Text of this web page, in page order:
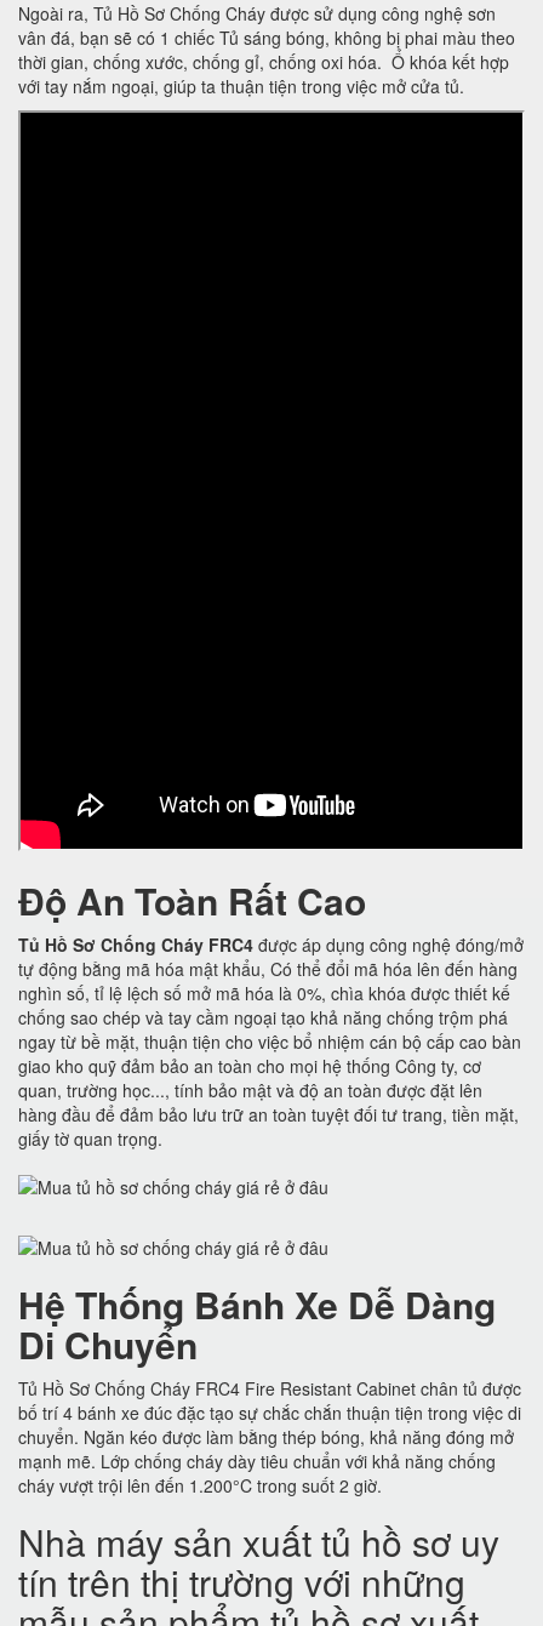
Ngoài ra, Tủ Hồ Sơ Chống Cháy được sử dụng công nghệ sơn
vân đá, bạn sẽ có 1 chiếc Tủ sáng bóng, không bị phai màu theo
thời gian, chống xước, chống gỉ, chống oxi hóa. Ổ khóa kết hợp
với tay nắm ngoại, giúp ta thuận tiện trong việc mở cửa tủ.
Độ An Toàn Rất Cao
Tủ Hồ Sơ Chống Cháy FRC4 được áp dụng công nghệ đóng/mở
tự động bằng mã hóa mật khẩu, Có thể đổi mã hóa lên đến hàng
nghìn số, tỉ lệ lệch số mở mã hóa là 0%, chìa khóa được thiết kế
chống sao chép và tay cầm ngoại tạo khả năng chống trộm phá
ngay từ bề mặt, thuận tiện cho việc bổ nhiệm cán bộ cấp cao bàn
giao kho quỹ đảm bảo an toàn cho mọi hệ thống Công ty, cơ
quan, trường học..., tính bảo mật và độ an toàn được đặt lên
hàng đầu để đảm bảo lưu trữ an toàn tuyệt đối tư trang, tiền mặt,
giấy tờ quan trọng.
Hệ Thống Bánh Xe Dễ Dàng
Di Chuyển
Tủ Hồ Sơ Chống Cháy FRC4 Fire Resistant Cabinet chân tủ được
bố trí 4 bánh xe đúc đặc tạo sự chắc chắn thuận tiện trong việc di
chuyển. Ngăn kéo được làm bằng thép bóng, khả năng đóng mở
mạnh mẽ. Lớp chống cháy dày tiêu chuẩn với khả năng chống
cháy vượt trội lên đến 1.200°C trong suốt 2 giờ.
Nhà máy sản xuất tủ hồ sơ uy
tín trên thị trường với những